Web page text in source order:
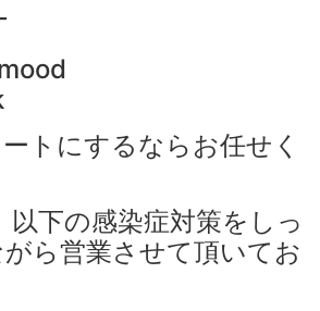
ートにするならお任せく
下の感染症対策をしっ
ら営業させて頂いてお